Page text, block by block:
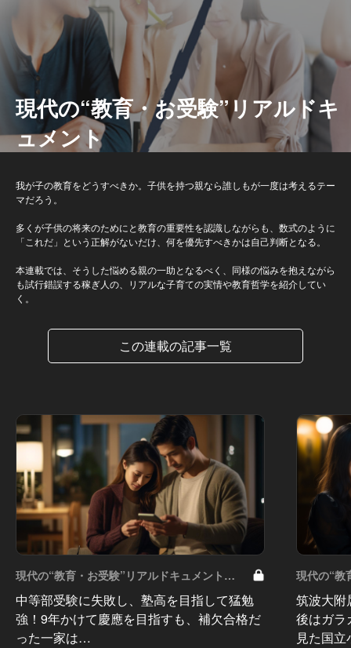
現代の“教育・お受験”リアルドキ
ュメント
我が子の教育をどうすべきか。子供を持つ親なら誰しもが一度は考えるテー
マだろう。
多くが子供の将来のためにと教育の重要性を認識しながらも、数式のように
「これだ」という正解がないだけ、何を優先すべきかは自己判断となる。
本連載では、そうした悩める親の一助となるべく、同様の悩みを抱えながら
も試行錯誤する稼ぎ人の、リアルな子育ての実情や教育哲学を紹介してい
く。
この連載の記事一覧
現代の“教育・お受験”リアルドキュメント
Vol.50
中等部受験に失敗し、塾高を目指して猛勉
強！9年かけて慶應を目指すも、補欠合格だ
った一家は…
現代の“教
Vol.49
筑波大附
後はガラ
見た国